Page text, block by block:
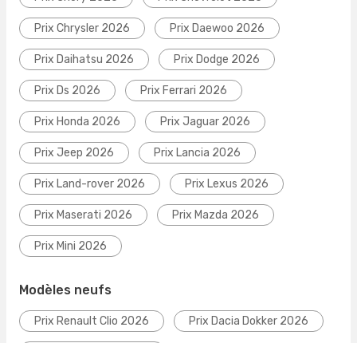
Prix Chrysler 2026 Prix Daewoo 2026
Prix Daihatsu 2026 Prix Dodge 2026
Prix Ds 2026 Prix Ferrari 2026
Prix Honda 2026 Prix Jaguar 2026
Prix Jeep 2026 Prix Lancia 2026
Prix Land-rover 2026 Prix Lexus 2026
Prix Maserati 2026 Prix Mazda 2026
Prix Mini 2026
Modèles neufs
Prix Renault Clio 2026 Prix Dacia Dokker 2026